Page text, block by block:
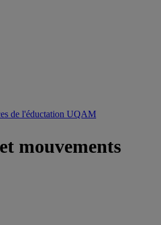
mouvements